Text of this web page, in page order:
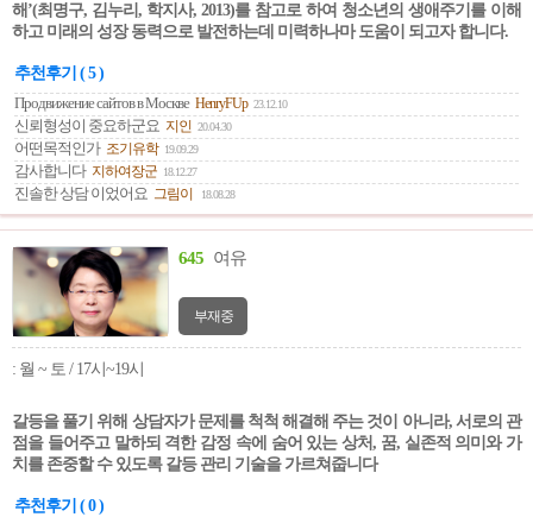
해’(최명구, 김누리, 학지사, 2013)를 참고로 하여 청소년의 생애주기를 이해
하고 미래의 성장 동력으로 발전하는데 미력하나마 도움이 되고자 합니다.
추천후기 ( 5 )
Продвижение сайтов в Москве HenryFUp 23.12.10
신뢰형성이 중요하군요 지인 20.04.30
어떤목적인가 조기유학 19.09.29
감사합니다 지하여장군 18.12.27
진솔한 상담 이었어요 그림이 18.08.28
645 여유
부재중
: 월 ~ 토 / 17시~19시
갈등을 풀기 위해 상담자가 문제를 척척 해결해 주는 것이 아니라, 서로의 관
점을 들어주고 말하되 격한 감정 속에 숨어 있는 상처, 꿈, 실존적 의미와 가
치를 존중할 수 있도록 갈등 관리 기술을 가르쳐줍니다
추천후기 ( 0 )